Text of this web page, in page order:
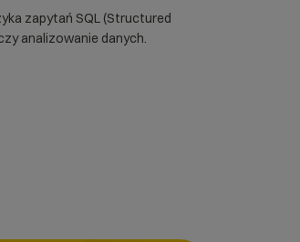
zapytań SQL (Structured
analizowanie danych.